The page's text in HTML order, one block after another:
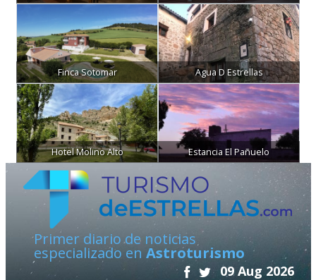
Finca Sotomar Agua D Estrellas
Hotel Molino Alto Estancia El Pañuelo
Primer diario de noticias
especializado en Astroturismo
09 Aug 2026